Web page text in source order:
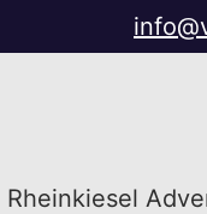
Rheinkiesel